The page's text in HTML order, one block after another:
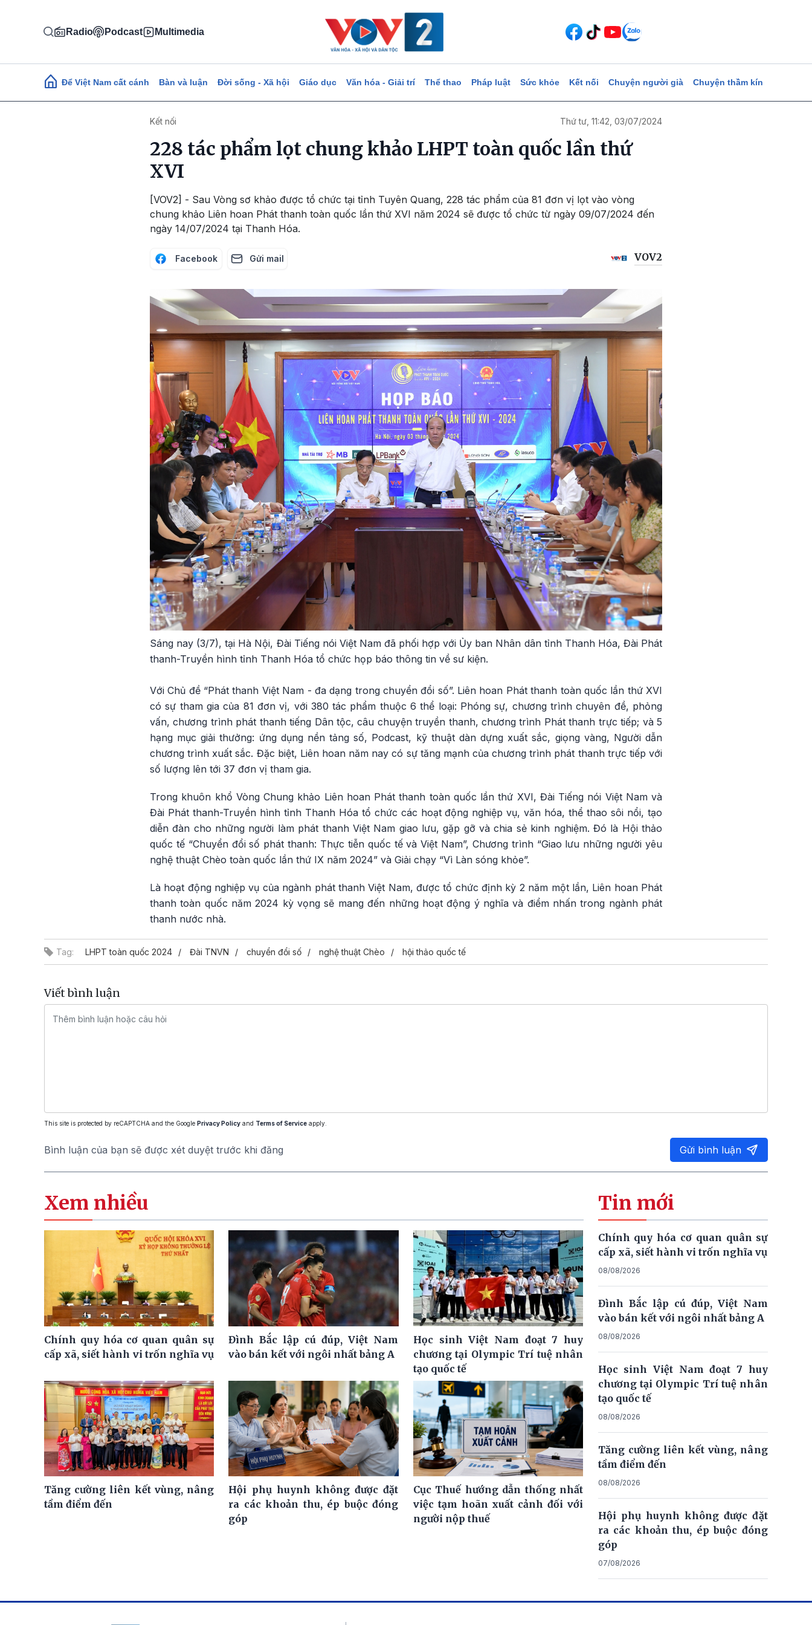
Radio Podcast Multimedia
Main navigation
Để Việt Nam cất cánh Bàn và luận Đời sống - Xã hội Giáo dục Văn hóa - Giải trí Thể thao Pháp luật Sức khỏe Kết nối Chuyện người già Chuyện thầm kín
Kết nối Thứ tư, 11:42, 03/07/2024
228 tác phẩm lọt chung khảo LHPT toàn quốc lần thứ
XVI
[VOV2] - Sau Vòng sơ khảo được tổ chức tại tỉnh Tuyên Quang, 228 tác phẩm của 81 đơn vị lọt vào vòng
chung khảo Liên hoan Phát thanh toàn quốc lần thứ XVI năm 2024 sẽ được tổ chức từ ngày 09/07/2024 đến
ngày 14/07/2024 tại Thanh Hóa.
Facebook Gửi mail VOV2
Sáng nay (3/7), tại Hà Nội, Đài Tiếng nói Việt Nam đã phối hợp với Ủy ban Nhân dân tỉnh Thanh Hóa, Đài Phát
thanh-Truyền hình tỉnh Thanh Hóa tổ chức họp báo thông tin về sư kiện.
Với Chủ đề “Phát thanh Việt Nam - đa dạng trong chuyển đổi số”. Liên hoan Phát thanh toàn quốc lần thứ XVI
có sự tham gia của 81 đơn vị, với 380 tác phẩm thuộc 6 thể loại: Phóng sự, chương trình chuyên đề, phỏng
vấn, chương trình phát thanh tiếng Dân tộc, câu chuyện truyền thanh, chương trình Phát thanh trực tiếp; và 5
hạng mục giải thưởng: ứng dụng nền tảng số, Podcast, kỹ thuật dàn dựng xuất sắc, giọng vàng, Người dẫn
chương trình xuất sắc. Đặc biệt, Liên hoan năm nay có sự tăng mạnh của chương trình phát thanh trực tiếp với
số lượng lên tới 37 đơn vị tham gia.
Trong khuôn khổ Vòng Chung khảo Liên hoan Phát thanh toàn quốc lần thứ XVI, Đài Tiếng nói Việt Nam và
Đài Phát thanh-Truyền hình tỉnh Thanh Hóa tổ chức các hoạt động nghiệp vụ, văn hóa, thể thao sôi nổi, tạo
diễn đàn cho những người làm phát thanh Việt Nam giao lưu, gặp gỡ và chia sẻ kinh nghiệm. Đó là Hội thảo
quốc tế “Chuyển đổi số phát thanh: Thực tiễn quốc tế và Việt Nam”, Chương trình “Giao lưu những người yêu
nghệ thuật Chèo toàn quốc lần thứ IX năm 2024” và Giải chạy “Vì Làn sóng khỏe”.
Là hoạt động nghiệp vụ của ngành phát thanh Việt Nam, được tổ chức định kỳ 2 năm một lần, Liên hoan Phát
thanh toàn quốc năm 2024 kỳ vọng sẽ mang đến những hoạt động ý nghĩa và điểm nhấn trong ngành phát
thanh nước nhà.
Tag: LHPT toàn quốc 2024 Đài TNVN chuyển đổi số nghệ thuật Chèo hội thảo quốc tế
Viết bình luận
This site is protected by reCAPTCHA and the Google Privacy Policy and Terms of Service apply.
Bình luận của bạn sẽ được xét duyệt trước khi đăng Gửi bình luận
Xem nhiều
Chính quy hóa cơ quan quân sự
cấp xã, siết hành vi trốn nghĩa vụ
Đình Bắc lập cú đúp, Việt Nam
vào bán kết với ngôi nhất bảng A
Học sinh Việt Nam đoạt 7 huy
chương tại Olympic Trí tuệ nhân
tạo quốc tế
Tăng cường liên kết vùng, nâng
tầm điểm đến
Hội phụ huynh không được đặt
ra các khoản thu, ép buộc đóng
góp
Cục Thuế hướng dẫn thống nhất
việc tạm hoãn xuất cảnh đối với
người nộp thuế
Tin mới
Chính quy hóa cơ quan quân sự
cấp xã, siết hành vi trốn nghĩa vụ
08/08/2026
Đình Bắc lập cú đúp, Việt Nam
vào bán kết với ngôi nhất bảng A
08/08/2026
Học sinh Việt Nam đoạt 7 huy
chương tại Olympic Trí tuệ nhân
tạo quốc tế
08/08/2026
Tăng cường liên kết vùng, nâng
tầm điểm đến
08/08/2026
Hội phụ huynh không được đặt
ra các khoản thu, ép buộc đóng
góp
07/08/2026